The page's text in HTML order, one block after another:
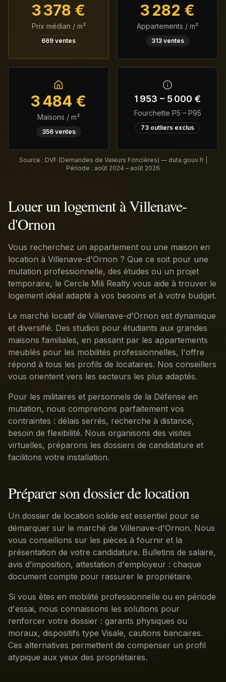
3 378 €
Prix médian / m²
669 ventes
3 282 €
Appartements / m²
313ventes
3 484 €
Maisons / m²
356ventes
1 953 – 5 000 €
Fourchette P5 – P95
73 outliers exclus
Source : DVF (Demandes de Valeurs Foncières) — data.gouv.fr |
Période : août 2024 – août 2026
Louer un logement à Villenave-
d'Ornon
Vous recherchez un appartement ou une maison en
location à Villenave-d'Ornon ? Que ce soit pour une
mutation professionnelle, des études ou un projet
temporaire, le Cercle Mili Realty vous aide à trouver le
logement idéal adapté à vos besoins et à votre budget.
Le marché locatif de Villenave-d'Ornon est dynamique
et diversifié. Des studios pour étudiants aux grandes
maisons familiales, en passant par les appartements
meublés pour les mobilités professionnelles, l'offre
répond à tous les profils de locataires. Nos conseillers
vous orientent vers les secteurs les plus adaptés.
Pour les militaires et personnels de la Défense en
mutation, nous comprenons parfaitement vos
contraintes : délais serrés, recherche à distance,
besoin de flexibilité. Nous organisons des visites
virtuelles, préparons les dossiers de candidature et
facilitons votre installation.
Préparer son dossier de location
Un dossier de location solide est essentiel pour se
démarquer sur le marché de Villenave-d'Ornon. Nous
vous conseillons sur les pièces à fournir et la
présentation de votre candidature. Bulletins de salaire,
avis d'imposition, attestation d'employeur : chaque
document compte pour rassurer le propriétaire.
Si vous êtes en mobilité professionnelle ou en période
d'essai, nous connaissons les solutions pour
renforcer votre dossier : garants physiques ou
moraux, dispositifs type Visale, cautions bancaires.
Ces alternatives permettent de compenser un profil
atypique aux yeux des propriétaires.